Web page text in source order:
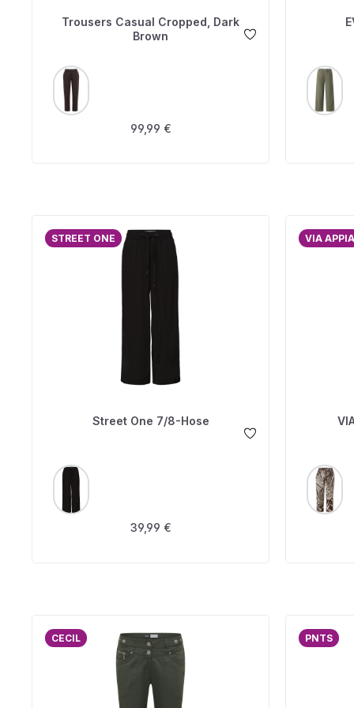
Trousers Casual Cropped, Dark
Brown
FARBE
Regulärer Preis:
99,99 €
FARBE
STREET ONE
Street One 7/8-Hose
FARBE
Regulärer Preis:
39,99 €
VIA APPIA
FARBE
CECIL PNTS